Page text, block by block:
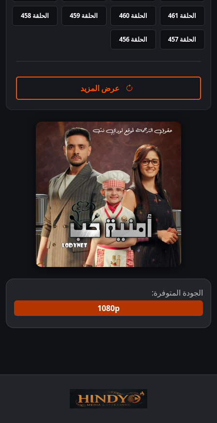
الحلقة 461 الحلقة 460 الحلقة 459 الحلقة 458
الحلقة 457 الحلقة 456
عرض المزيد
الجودة المتوفرة:
1080p